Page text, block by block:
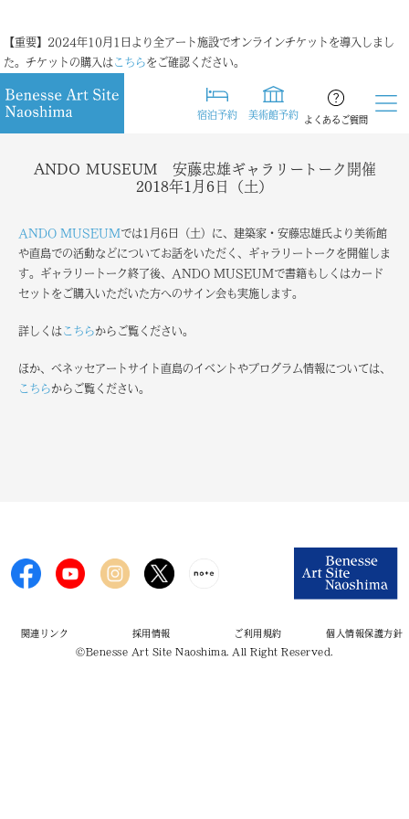
【重要】2024年10月1日より全アート施設でオンラインチケットを導入しまし
た。チケットの購入は こちらをご確認ください。
宿泊予約 美術館予約 よくあるご質問
ANDO MUSEUM 安藤忠雄ギャラリートーク開催
2018年1月6日（土）
ANDO MUSEUMでは1月6日（土）に、建築家・安藤忠雄氏より美術館
や直島での活動などについてお話をいただく、ギャラリートークを開催しま
す。ギャラリートーク終了後、ANDO MUSEUMで書籍もしくはカード
セットをご購入いただいた方へのサイン会も実施します。
詳しくは こちらからご覧ください。
ほか、ベネッセアートサイト直島のイベントやプログラム情報については、
こちらからご覧ください。
関連リンク 採用情報 ご利用規約
個人情報保護方針
©Benesse Art Site Naoshima. All Right Reserved.